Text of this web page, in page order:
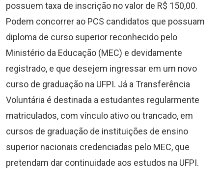
possuem taxa de inscrição no valor de R$ 150,00.
Podem concorrer ao PCS candidatos que possuam
diploma de curso superior reconhecido pelo
Ministério da Educação (MEC) e devidamente
registrado, e que desejem ingressar em um novo
curso de graduação na UFPI. Já a Transferência
Voluntária é destinada a estudantes regularmente
matriculados, com vínculo ativo ou trancado, em
cursos de graduação de instituições de ensino
superior nacionais credenciadas pelo MEC, que
pretendam dar continuidade aos estudos na UFPI.